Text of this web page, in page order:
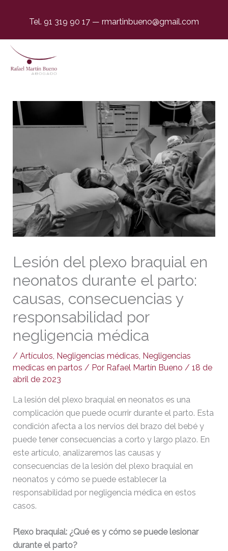
Tel. 91 319 90 17 — rmartinbueno@gmail.com
Lesión del plexo braquial en
neonatos durante el parto:
causas, consecuencias y
responsabilidad por
negligencia médica
/ Artículos Negligencias médicas Negligencias
medicas en partos / Por Rafael Martín Bueno / 18 de
abril de 2023
La lesión del plexo braquial en neonatos es una
complicación que puede ocurrir durante el parto. Esta
condición afecta a los nervios del brazo del bebé y
puede tener consecuencias a corto y largo plazo. En
este artículo, analizaremos las causas y
consecuencias de la lesión del plexo braquial en
neonatos y cómo se puede establecer la
responsabilidad por negligencia médica en estos
casos.
Plexo braquial: ¿Qué es y cómo se puede lesionar
durante el parto?